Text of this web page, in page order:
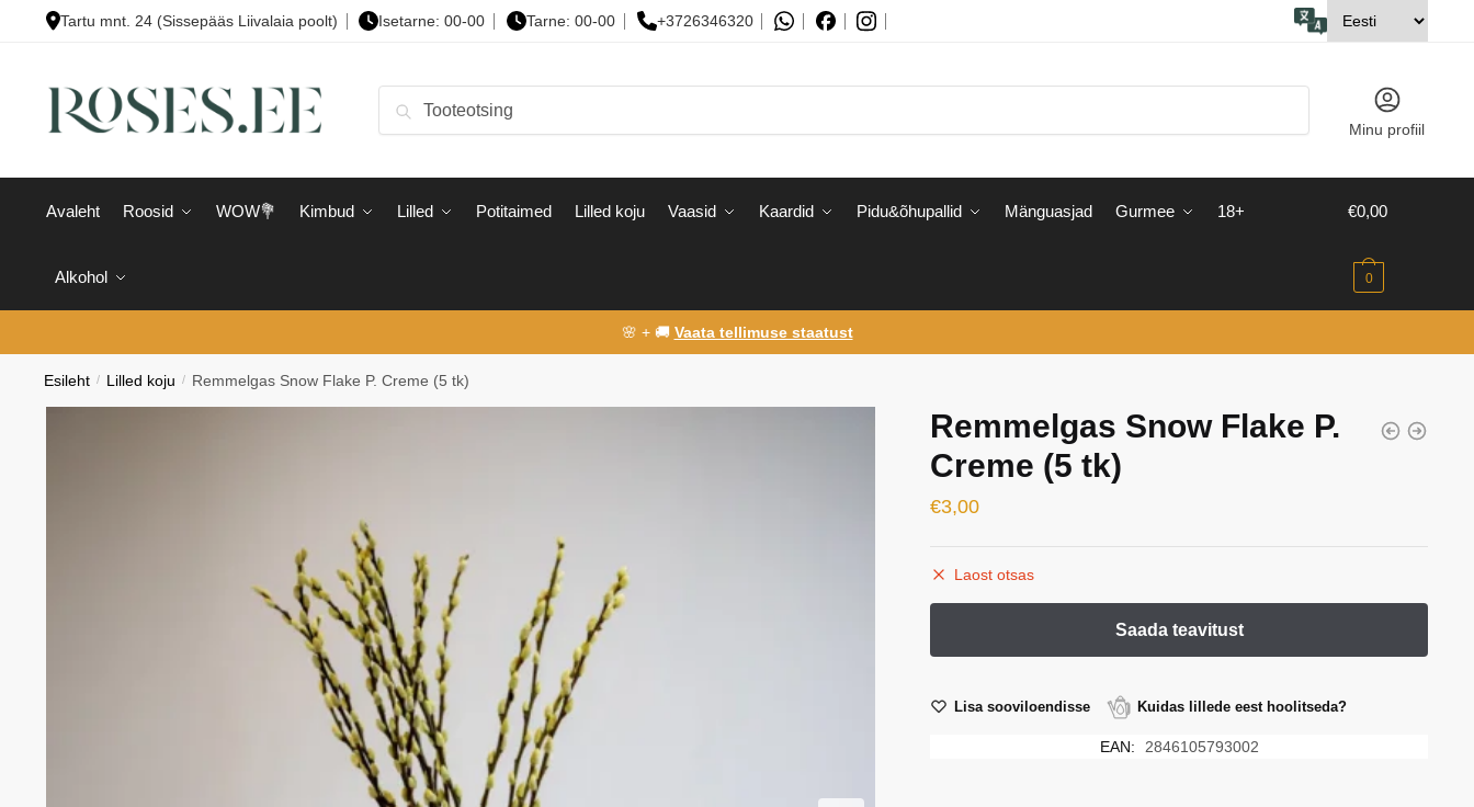
Tartu mnt. 24 (Sissepääs Liivalaia poolt) Isetarne: 00-00 Tarne: 00-00 +3726346320
Otsi
Minu profiil
Avaleht Roosid WOW💐 Kimbud Lilled Potitaimed Lilled koju Vaasid Kaardid Pidu&õhupallid Mänguasjad Gurmee 18+
Alkohol
€0,00
0
🌸 + 🚚 Vaata tellimuse staatust
Esileht / Lilled koju / Remmelgas Snow Flake P. Creme (5 tk)
Remmelgas Snow Flake P.
Creme (5 tk)
€3,00
Laost otsas
Lisa sooviloendisse Kuidas lillede eest hoolitseda?
EAN: 2846105793002